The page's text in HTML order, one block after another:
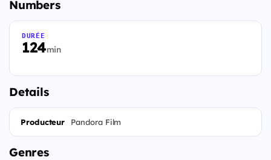
Numbers
124min
DURÉE
Details
Producteur Pandora Film
Genres